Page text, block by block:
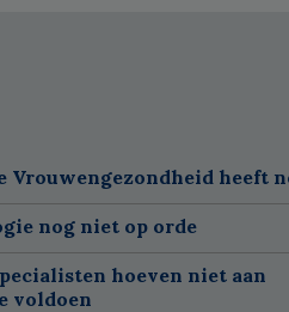
Vrouwengezondheid heeft
nog niet op orde
hoeven niet aan
voldoen